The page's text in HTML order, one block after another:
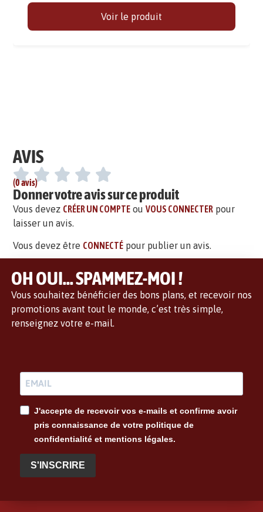
Voir le produit
AVIS
(0 avis)
Donner votre avis sur ce produit
Vous devez CRÉER UN COMPTE ouVOUS CONNECTER pour
laisser un avis.
Vous devez être CONNECTÉ pour publier un avis.
OH OUI... SPAMMEZ-MOI !
Vous souhaitez bénéficier des bons plans, et recevoir nos
promotions avant tout le monde, c’est très simple,
renseignez votre e-mail.
J'accepte de recevoir vos e-mails et confirme avoir
pris connaissance de votre politique de
confidentialité et mentions légales.
S'INSCRIRE